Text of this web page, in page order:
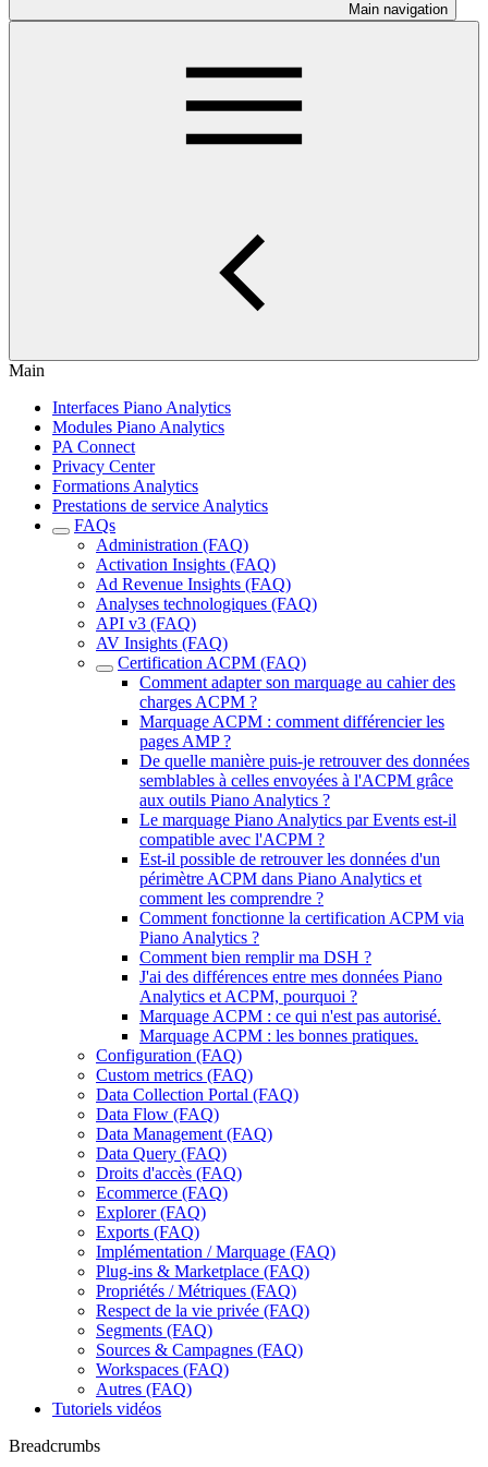
Main navigation
Main
Interfaces Piano Analytics
Modules Piano Analytics
PA Connect
Privacy Center
Formations Analytics
Prestations de service Analytics
FAQs
Administration (FAQ)
Activation Insights (FAQ)
Ad Revenue Insights (FAQ)
Analyses technologiques (FAQ)
API v3 (FAQ)
AV Insights (FAQ)
Certification ACPM (FAQ)
Comment adapter son marquage au cahier des
charges ACPM ?
Marquage ACPM : comment différencier les
pages AMP ?
De quelle manière puis-je retrouver des données
semblables à celles envoyées à l'ACPM grâce
aux outils Piano Analytics ?
Le marquage Piano Analytics par Events est-il
compatible avec l'ACPM ?
Est-il possible de retrouver les données d'un
périmètre ACPM dans Piano Analytics et
comment les comprendre ?
Comment fonctionne la certification ACPM via
Piano Analytics ?
Comment bien remplir ma DSH ?
J'ai des différences entre mes données Piano
Analytics et ACPM, pourquoi ?
Marquage ACPM : ce qui n'est pas autorisé.
Marquage ACPM : les bonnes pratiques.
Configuration (FAQ)
Custom metrics (FAQ)
Data Collection Portal (FAQ)
Data Flow (FAQ)
Data Management (FAQ)
Data Query (FAQ)
Droits d'accès (FAQ)
Ecommerce (FAQ)
Explorer (FAQ)
Exports (FAQ)
Implémentation / Marquage (FAQ)
Plug-ins & Marketplace (FAQ)
Propriétés / Métriques (FAQ)
Respect de la vie privée (FAQ)
Segments (FAQ)
Sources & Campagnes (FAQ)
Workspaces (FAQ)
Autres (FAQ)
Tutoriels vidéos
Breadcrumbs